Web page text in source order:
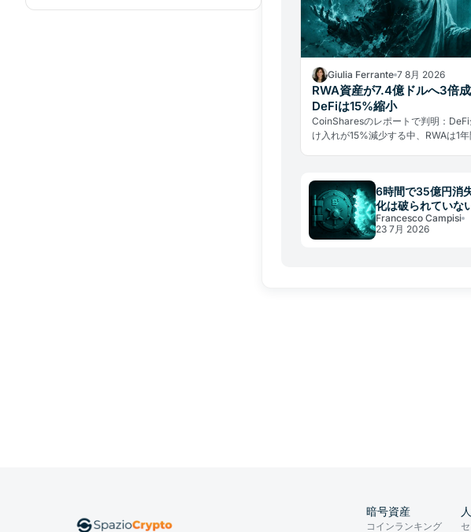
Giulia Ferrante 7 8月 2026
RWA資産が7.4億ドルへ3倍成
DeFiは15%縮小
CoinSharesのレポートで判明：
け入れが15%減少する中、RWAは1
6時間で35億円消
化は破られていな
Francesco Campisi
23 7月 2026
暗号資産
コインランキング